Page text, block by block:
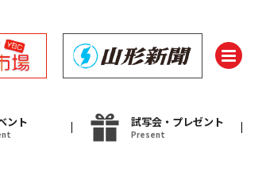
ント 試写会・プレゼント
Present